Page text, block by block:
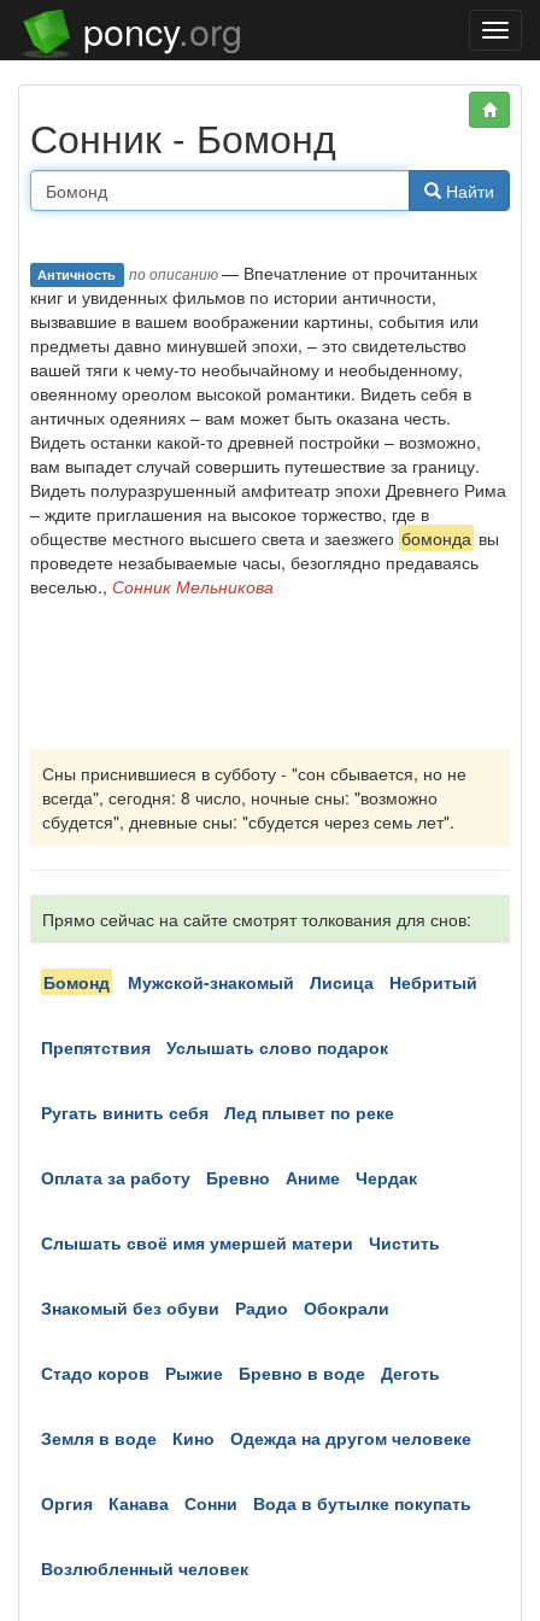
poncy.org
Сонник - Бомонд
Найти
Античность по описанию— Впечатление от прочитанных
книг и увиденных фильмов по истории античности,
вызвавшие в вашем воображении картины, события или
предметы давно минувшей эпохи, – это свидетельство
вашей тяги к чему-то необычайному и необыденному,
овеянному ореолом высокой романтики. Видеть себя в
античных одеяниях – вам может быть оказана честь.
Видеть останки какой-то древней постройки – возможно,
вам выпадет случай совершить путешествие за границу.
Видеть полуразрушенный амфитеатр эпохи Древнего Рима
– ждите приглашения на высокое торжество, где в
обществе местного высшего света и заезжего бомонда вы
проведете незабываемые часы, безоглядно предаваясь
веселью., Сонник Мельникова
Сны приснившиеся в субботу - "сон сбывается, но не
всегда", сегодня: 8 число, ночные сны: "возможно
сбудется", дневные сны: "сбудется через семь лет".
Прямо сейчас на сайте смотрят толкования для снов:
бомонд мужской-знакомый лисица небритый
препятствия услышать слово подарок
ругать винить себя лед плывет по реке
оплата за работу бревно аниме чердак
слышать своё имя умершей матери чистить
знакомый без обуви радио обокрали
стадо коров рыжие бревно в воде деготь
земля в воде кино одежда на другом человеке
оргия канава сонни вода в бутылке покупать
возлюбленный человек